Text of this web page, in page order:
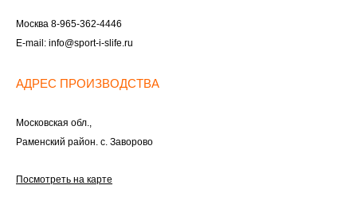
Москва 8-965-362-4446
E-mail: info@sport-i-slife.ru
АДРЕС ПРОИЗВОДСТВА
Московская обл.,
Раменский район. с. Заворово
Посмотреть на карте